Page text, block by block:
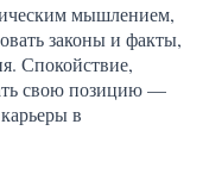
мышлением,
законы и факты,
Спокойствие,
свою позицию —
в